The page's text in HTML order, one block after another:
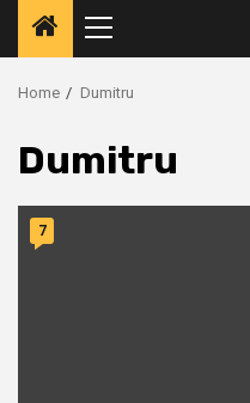
Primary
Menu
Home Dumitru
Dumitru
7